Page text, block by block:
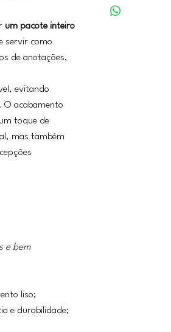
um pacote inteiro
servir como
de anotações,
evitando
O acabamento
toque de
mas também
e bem
liso;
e durabilidade;